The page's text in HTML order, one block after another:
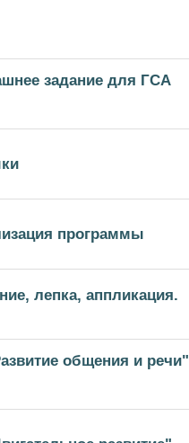
задание для ГСА
программы
лепка, аппликация.
общения и речи"